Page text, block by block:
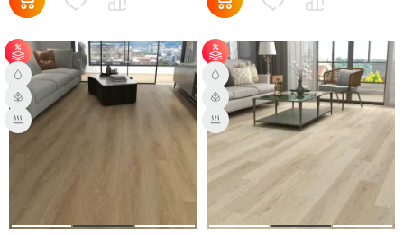
от 51 м² - скидка 3%;
от 101 м² - скидка 5%.
от 51 м² - скидка 3%;
от 101 м² - скидка 5%.